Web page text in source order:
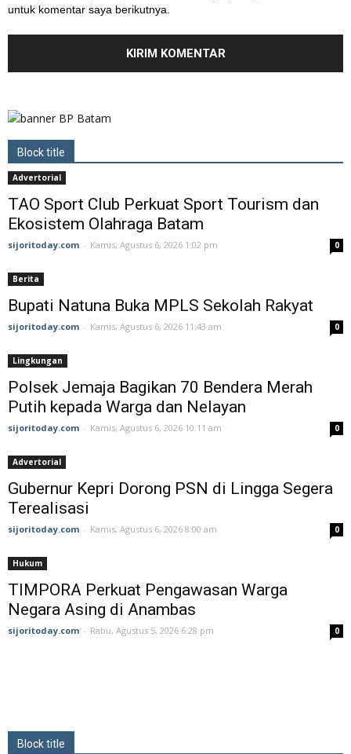
untuk komentar saya berikutnya.
Block title
Advertorial
TAO Sport Club Perkuat Sport Tourism dan
Ekosistem Olahraga Batam
sijoritoday.com - Kamis, Agustus 6, 2026 1:02 pm 0
Berita
Bupati Natuna Buka MPLS Sekolah Rakyat
sijoritoday.com - Kamis, Agustus 6, 2026 11:43 am 0
Lingkungan
Polsek Jemaja Bagikan 70 Bendera Merah
Putih kepada Warga dan Nelayan
sijoritoday.com - Kamis, Agustus 6, 2026 10:11 am 0
Advertorial
Gubernur Kepri Dorong PSN di Lingga Segera
Terealisasi
sijoritoday.com - Kamis, Agustus 6, 2026 8:00 am 0
Hukum
TIMPORA Perkuat Pengawasan Warga
Negara Asing di Anambas ‎
sijoritoday.com - Rabu, Agustus 5, 2026 6:28 pm 0
Block title